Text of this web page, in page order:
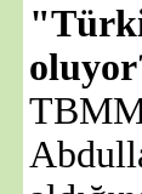
TBMM